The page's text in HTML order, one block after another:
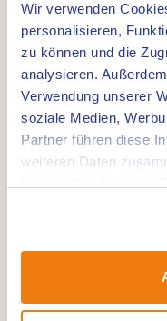
Wir verwenden
personalisieren,
zu können und die
analysieren.
Verwendung unserer
soziale Medien,
Partner führen diese
weiteren Daten
Tourlange: 30 km
Maasseeen
vor den Toren von
wieder zuruck in
Anker auf eine der
Auch wenn die
ist der Fluss der
dies das
durch